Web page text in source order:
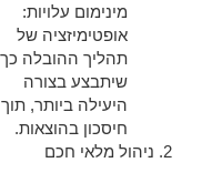
מינימום עלויות:
אופטימיזציה של
תהליך ההובלה כך
שיתבצע בצורה
היעילה ביותר, תוך
חיסכון בהוצאות.
2. ניהול מלאי חכם